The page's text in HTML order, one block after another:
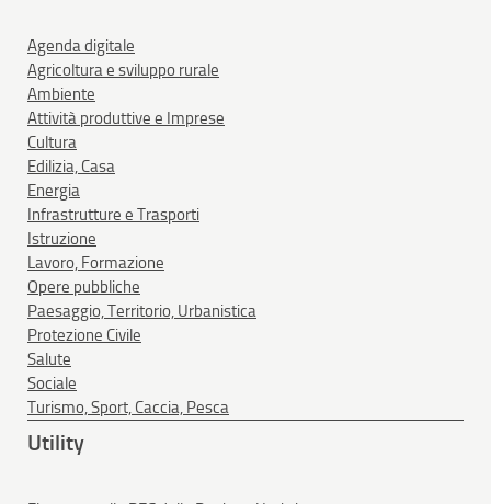
Agenda digitale
Agricoltura e sviluppo rurale
Ambiente
Attività produttive e Imprese
Cultura
Edilizia, Casa
Energia
Infrastrutture e Trasporti
Istruzione
Lavoro, Formazione
Opere pubbliche
Paesaggio, Territorio, Urbanistica
Protezione Civile
Salute
Sociale
Turismo, Sport, Caccia, Pesca
Utility